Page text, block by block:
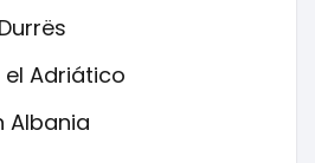
Adriático
Albania